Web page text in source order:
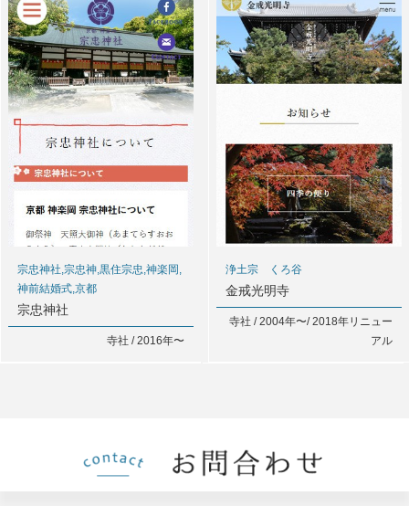
宗忠神社,宗忠神,黒住宗忠,神楽岡,
神前結婚式,京都
宗忠神社
寺社 / 2016年〜
浄土宗 くろ谷
金戒光明寺
寺社 / 2004年〜/ 2018年リニュー
アル